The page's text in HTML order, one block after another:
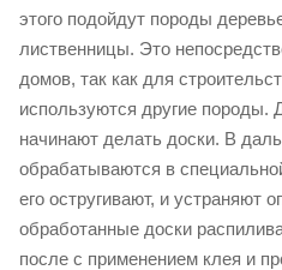
этого подойдут породы
лиственницы. Это
домов, так как для
используются другие породы.
начинают делать доски. В
обрабатываются в
его остругивают, и устраняют
обработанные доски
после с применением клея и